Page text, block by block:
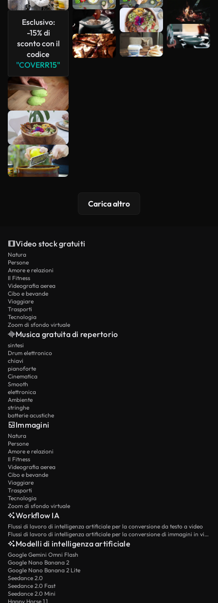
Esclusivo:
-15% di
sconto con il
codice
"COVERR15"
Carica altro
Video stock gratuiti
Natura
Persone
Amore e relazioni
Il Fitness
Videografia aerea
Cibo e bevande
Viaggiare
Trasporti
Tecnologia
Zoom di sfondo virtuale
Musica gratuita di repertorio
sintesi
Drum elettronico
chiavi
pianoforte
Cinematica
Smooth
elettronica
Ambiente
stringhe
batterie acustiche
Immagini
Natura
Persone
Amore e relazioni
Il Fitness
Videografia aerea
Cibo e bevande
Viaggiare
Trasporti
Tecnologia
Zoom di sfondo virtuale
Workflow IA
Flussi di lavoro di intelligenza artificiale per la conversione da testo a video
Flussi di lavoro di intelligenza artificiale per la conversione di immagini in video
Modelli di intelligenza artificiale
Google Gemini Omni Flash
Google Nano Banana 2
Google Nano Banana 2 Lite
Seedance 2.0
Seedance 2.0 Fast
Seedance 2.0 Mini
Happy Horse 1.1